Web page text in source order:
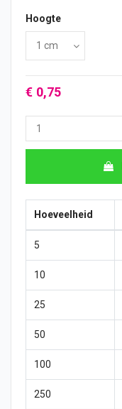
Hoogte
€ 0,75
Hoeveelheid
5
10
25
50
100
250